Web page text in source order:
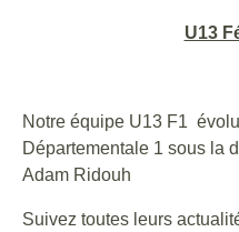
U13
Notre équipe U13 F1
Départementale 1 sous la
Adam Ridouh
Suivez toutes leurs